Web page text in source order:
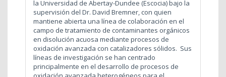
la Universidad de Abertay-Dundee (Escocia) bajo la
supervisión del Dr. David Bremner, con quien
mantiene abierta una línea de colaboración en el
campo de tratamiento de contaminantes orgánicos
en disolución acuosa mediante procesos de
oxidación avanzada con catalizadores sólidos. Sus
líneas de investigación se han centrado
principalmente en el desarrollo de procesos de